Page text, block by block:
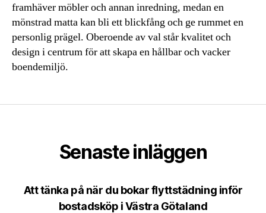
framhäver möbler och annan inredning, medan en
mönstrad matta kan bli ett blickfång och ge rummet en
personlig prägel. Oberoende av val står kvalitet och
design i centrum för att skapa en hållbar och vacker
boendemiljö.
Senaste inläggen
Att tänka på när du bokar flyttstädning inför
bostadsköp i Västra Götaland